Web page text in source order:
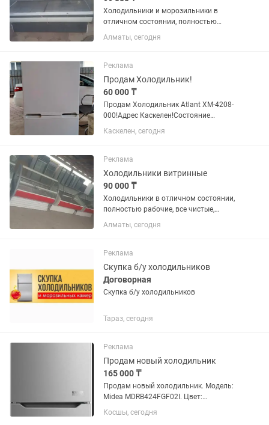
Холодильники и морозильники в
отличном состоянии, полностью
рабочие, все чистые ухожэные как на
фото, на каждый холодильник дам
помогу с доставкой, кому интересно...
Алматы, сегодня
Реклама
Продам Холодильник!
60 000 ₸
Продам Холодильник Atlant XM-4208-
000!Адрес Каскелен!Состояние
отличный!Ширина 54.5 см Глубина 57.2
см Высота 142.5 см Вес 50.0 кг Объем
холодильной камеры 131.0 л Объем...
Каскелен, сегодня
Реклама
Холодильники витринные
90 000 ₸
Холодильники в отличном состоянии,
полностью рабочие, все чистые,
ухоженные как на фото, есть разные
варианты, большой выбор
Алматы, сегодня
Реклама
Скупка б/у холодильников
Договорная
Скупка б/у холодильников
Тараз, сегодня
Реклама
Продам новый холодильник
165 000 ₸
Продам новый холодильник. Модель:
Midea MDRB424FGF02I. Цвет:
нержавеющая сталь. Можно
торговаться.
Косшы, сегодня